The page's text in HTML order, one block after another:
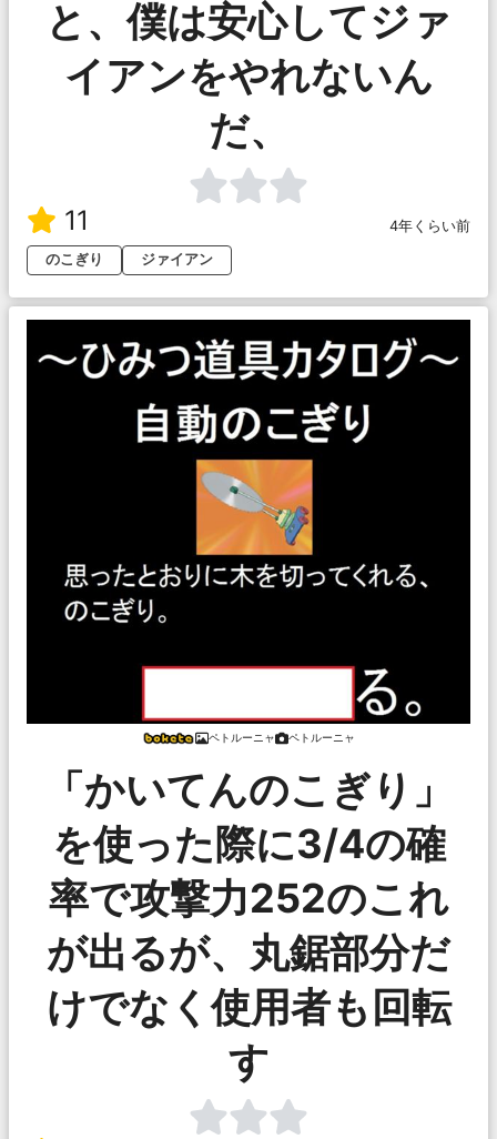
と、僕は安心してジァ
イアンをやれないん
だ、
11
4年くらい前
のこぎり
ジァイアン
ペトルーニャ ペトルーニャ
「かいてんのこぎり」
を使った際に3/4の確
率で攻撃力252のこれ
が出るが、丸鋸部分だ
けでなく使用者も回転
す